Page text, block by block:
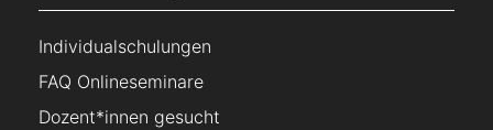
Individualschulungen
FAQ Onlineseminare
Dozent*innen gesucht